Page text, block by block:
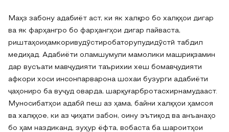
Маҳз забону адабиёт аст, ки як халқро бо халқҳои дигар
ва як фарҳангро бо фарҳангҳои дигар пайваста,
риштаҳоиҳамкоривудӯстиробаторупудидӯстӣ табдил
медиҳад. Адабиёти оламшумули мамолики машриқзамин
дар вусъати мавҷудияти таърихии хеш бомавҷудияти
афкори хоси инсонпарварона шохаи бузурги адабиёти
ҷаҳониро ба вуҷуд оварда, шарқуғарбротасхирнамудааст.
Муносибатҳои адабӣ пеш аз ҳама, байни халқҳои ҳамсоя
ва халқҳое, ки аз ҷиҳати забон, оину эътиқод ва анъанаҳо
бо ҳам наздиканд, зуҳур ёфта, вобаста ба шароитҳои